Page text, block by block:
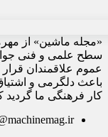
سطح علمی و فنی
عموم علاقمندان
باعث دلگرمی و
کار فرهنگی ما گردید